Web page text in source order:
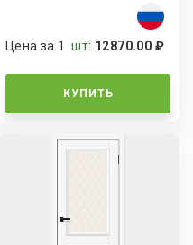
Цена за 1шт: 12870.00 ₽
КУПИТЬ